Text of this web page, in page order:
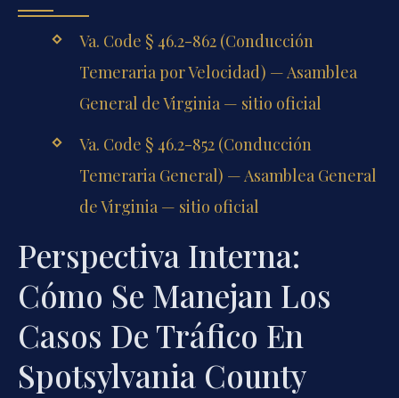
Va. Code § 46.2-862 (Conducción
Temeraria por Velocidad) — Asamblea
General de Virginia — sitio oficial
Va. Code § 46.2-852 (Conducción
Temeraria General) — Asamblea General
de Virginia — sitio oficial
Perspectiva Interna:
Cómo Se Manejan Los
Casos De Tráfico En
Spotsylvania County